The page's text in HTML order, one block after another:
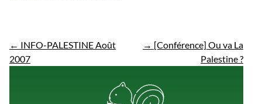
← INFO-PALESTINE Août
2007
→ [Conférence] Ou va La
Palestine ?